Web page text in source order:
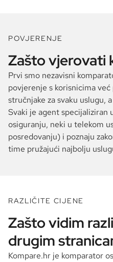
POVJERENJE
Zašto vjerovati
Prvi smo nezavisni
povjerenje s korisnicima
stručnjake za svaku uslugu,
Svaki je agent specijaliziran
osiguranju, neki u telekom
posredovanju) i poznaju
time pružajući najbolju
RAZLIČITE CIJENE
Zašto vidim
drugim
Kompare.hr je komparator